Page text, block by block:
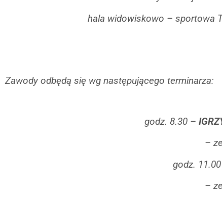
hala widowiskowo – sportowa
Zawody odbędą się wg następującego terminarza:
godz. 8.30 –
–
godz.
–